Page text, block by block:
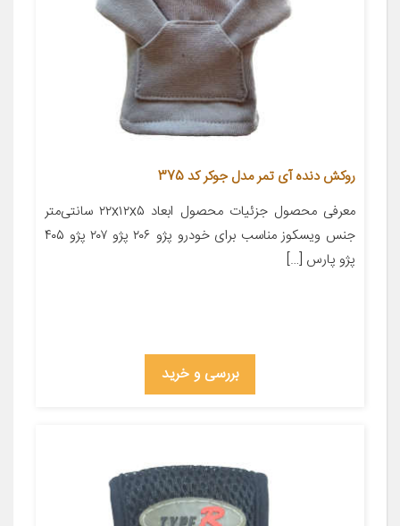
روکش دنده آی تمر مدل جوکر کد 375
معرفی محصول جزئیات محصول ابعاد ۲۲x۱۲x۵ سانتی‌متر
جنس ویسکوز مناسب برای خودرو پژو ۲۰۶ پژو ۲۰۷ پژو ۴۰۵
پژو پارس […]
بررسی و خرید